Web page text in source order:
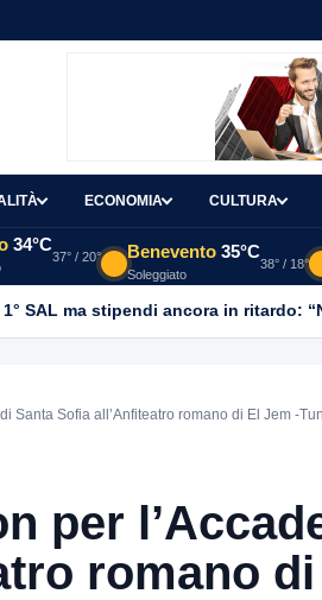
ECONOMIA CULTURA
34°C
37° / 20° Benevento 35°C
Soleggiato
38° / 18°
SAL ma stipendi ancora in ritardo:
Santa Sofia all’Anfiteatro romano di El Jem -
per
romano